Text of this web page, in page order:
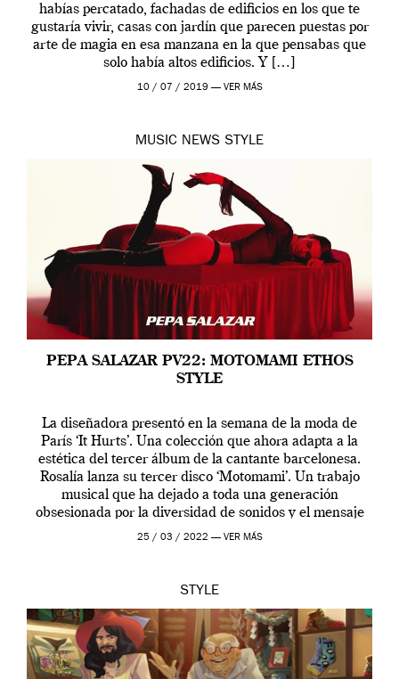
habías percatado, fachadas de edificios en los que te
gustaría vivir, casas con jardín que parecen puestas por
arte de magia en esa manzana en la que pensabas que
solo había altos edificios. Y […]
10 / 07 / 2019 — VER MÁS
MUSIC NEWS STYLE
PEPA SALAZAR PV22: MOTOMAMI ETHOS
STYLE
La diseñadora presentó en la semana de la moda de
París ‘It Hurts’. Una colección que ahora adapta a la
estética del tercer álbum de la cantante barcelonesa.
Rosalía lanza su tercer disco ‘Motomami’. Un trabajo
musical que ha dejado a toda una generación
obsesionada por la diversidad de sonidos y el mensaje
profundo que […]
25 / 03 / 2022 — VER MÁS
STYLE